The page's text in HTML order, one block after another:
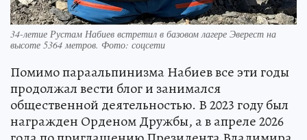
34-летие Рустам Набиев встретил в базовом лагере Эверест на
высоте 5364 метров. Фото: соцсети
Помимо параальпинизма Набиев все эти годы
продолжал вести блог и занимался
общественной деятельностью. В 2023 году был
награжден Орденом Дружбы, а в апреле 2026